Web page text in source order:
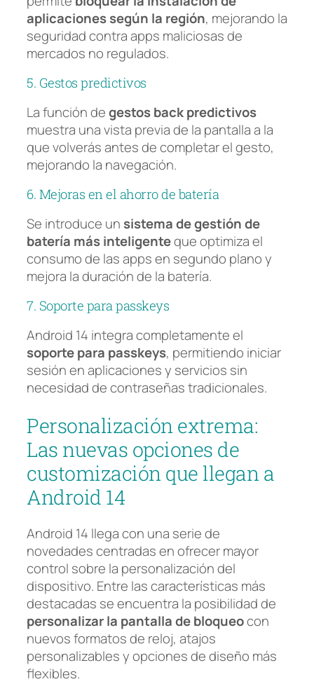
aplicaciones según la región, mejorando la
seguridad contra apps maliciosas de
mercados no regulados.
5. Gestos predictivos
La función degestos back predictivos
muestra una vista previa de la pantalla a la
que volverás antes de completar el gesto,
mejorando la navegación.
6. Mejoras en el ahorro de batería
Se introduce un sistema de gestión de
batería más inteligenteque optimiza el
consumo de las apps en segundo plano y
mejora la duración de la batería.
7. Soporte para passkeys
Android 14 integra completamente el
soporte para passkeys, permitiendo iniciar
sesión en aplicaciones y servicios sin
necesidad de contraseñas tradicionales.
Personalización extrema:
Las nuevas opciones de
customización que llegan a
Android 14
Android 14 llega con una serie de
novedades centradas en ofrecer mayor
control sobre la personalización del
dispositivo. Entre las características más
destacadas se encuentra la posibilidad de
personalizar la pantalla de bloqueocon
nuevos formatos de reloj, atajos
personalizables y opciones de diseño más
flexibles.